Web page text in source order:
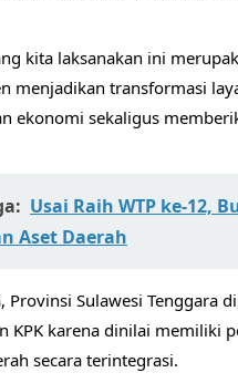
kita laksanakan ini
menjadikan transformasi
ekonomi sekaligus
Usai Raih WTP ke-12,
Aset Daerah
Provinsi Sulawesi Tenggara
KPK karena dinilai memiliki
secara terintegrasi.